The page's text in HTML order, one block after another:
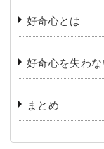
好奇心とは
好奇心を失わ
まとめ